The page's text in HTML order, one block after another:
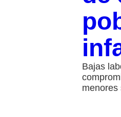
Bajas
menores